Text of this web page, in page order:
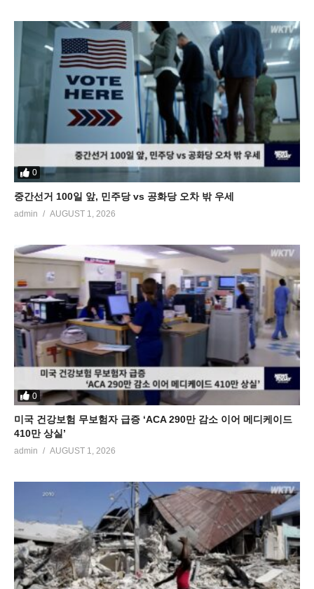
0
중간선거 100일 앞, 민주당 vs 공화당 오차 밖 우세
admin AUGUST 1, 2026
0
미국 건강보험 무보험자 급증 ‘ACA 290만 감소 이어 메디케이드
410만 상실’
admin AUGUST 1, 2026